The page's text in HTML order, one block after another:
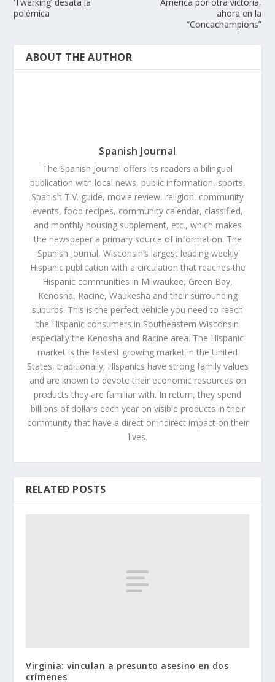
polémica
ahora en la
“Concachampions”
ABOUT THE AUTHOR
Spanish Journal
The Spanish Journal offers its readers a bilingual
publication with local news, public information, sports,
Spanish T.V. guide, movie review, religion, community
events, food recipes, community calendar, classified,
and monthly housing supplement, etc., which makes
the newspaper a primary source of information. The
Spanish Journal, Wisconsin’s largest leading weekly
Hispanic publication with a circulation that reaches the
Hispanic communities in Milwaukee, Green Bay,
Kenosha, Racine, Waukesha and their surrounding
suburbs. This is the perfect vehicle you need to reach
the Hispanic consumers in Southeastern Wisconsin
especially the Kenosha and Racine area. The Hispanic
market is the fastest growing market in the United
States, traditionally; Hispanics have strong family values
and are known to devote their economic resources on
products they are familiar with. In return, they spend
billions of dollars each year on visible products in their
community that have a direct or indirect impact on their
lives.
RELATED POSTS
Virginia: vinculan a presunto asesino en dos
crímenes